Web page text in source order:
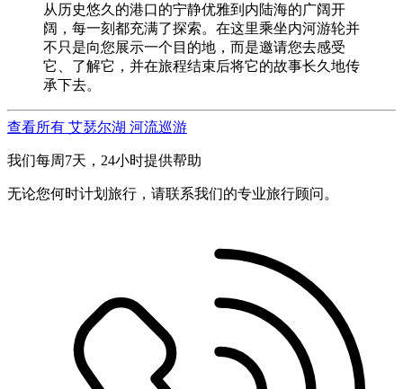
从历史悠久的港口的宁静优雅到内陆海的广阔开
阔，每一刻都充满了探索。在这里乘坐内河游轮并
不只是向您展示一个目的地，而是邀请您去感受
它、了解它，并在旅程结束后将它的故事长久地传
承下去。
查看所有 艾瑟尔湖 河流巡游
我们每周7天，24小时提供帮助
无论您何时计划旅行，请联系我们的专业旅行顾问。